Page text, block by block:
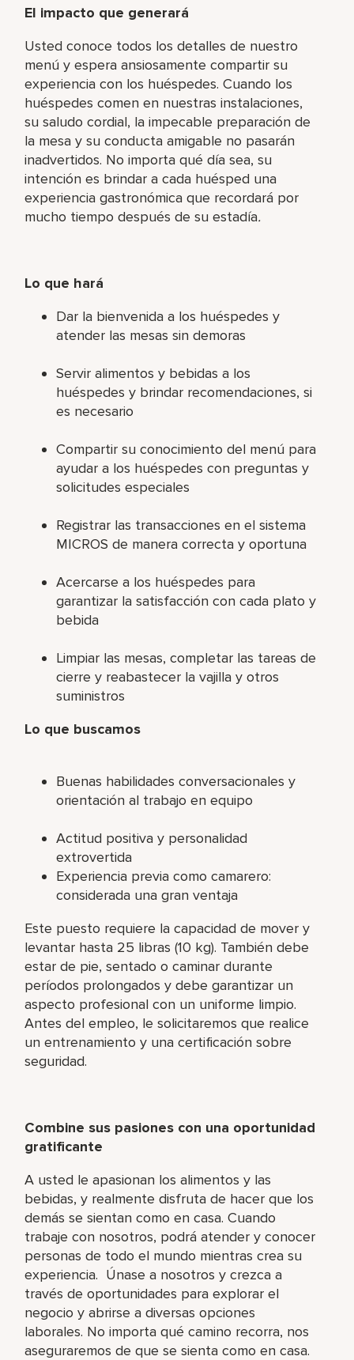
El impacto que generará
Usted conoce todos los detalles de nuestro
menú y espera ansiosamente compartir su
experiencia con los huéspedes. Cuando los
huéspedes comen en nuestras instalaciones,
su saludo cordial, la impecable preparación de
la mesa y su conducta amigable no pasarán
inadvertidos. No importa qué día sea, su
intención es brindar a cada huésped una
experiencia gastronómica que recordará por
mucho tiempo después de su estadía.
Lo que hará
Dar la bienvenida a los huéspedes y
atender las mesas sin demoras
Servir alimentos y bebidas a los
huéspedes y brindar recomendaciones, si
es necesario
Compartir su conocimiento del menú para
ayudar a los huéspedes con preguntas y
solicitudes especiales
Registrar las transacciones en el sistema
MICROS de manera correcta y oportuna
Acercarse a los huéspedes para
garantizar la satisfacción con cada plato y
bebida
Limpiar las mesas, completar las tareas de
cierre y reabastecer la vajilla y otros
suministros
Lo que buscamos
Buenas habilidades conversacionales y
orientación al trabajo en equipo
Actitud positiva y personalidad
extrovertida
Experiencia previa como camarero:
considerada una gran ventaja
Este puesto requiere la capacidad de mover y
levantar hasta 25 libras (10 kg). También debe
estar de pie, sentado o caminar durante
períodos prolongados y debe garantizar un
aspecto profesional con un uniforme limpio.
Antes del empleo, le solicitaremos que realice
un entrenamiento y una certificación sobre
seguridad.
Combine sus pasiones con una oportunidad
gratificante
A usted le apasionan los alimentos y las
bebidas, y realmente disfruta de hacer que los
demás se sientan como en casa. Cuando
trabaje con nosotros, podrá atender y conocer
personas de todo el mundo mientras crea su
experiencia. Únase a nosotros y crezca a
través de oportunidades para explorar el
negocio y abrirse a diversas opciones
laborales. No importa qué camino recorra, nos
aseguraremos de que se sienta como en casa.